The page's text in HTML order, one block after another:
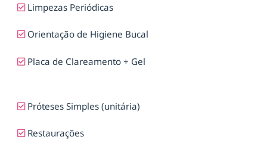
Limpezas Periódicas
Orientação de Higiene Bucal
Placa de Clareamento + Gel
Próteses Simples (unitária)
Restaurações